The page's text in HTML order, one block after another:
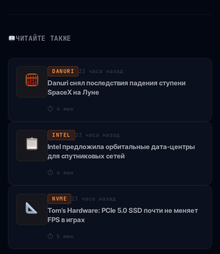
ЧИТАЙТЕ ТАКЖЕ
DANURI 23 часа назад
Danuri снял последствия падения ступени
SpaceX на Луне
⏱ 4 мин
INTEL 23 часа назад
Intel предложила орбитальные дата-центры
для спутниковых сетей
⏱ 4 мин
NVME 23 часа назад
Tom’s Hardware: PCIe 5.0 SSD почти не меняет
FPS в играх
⏱ 5 мин